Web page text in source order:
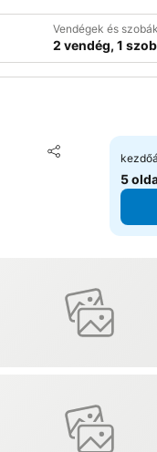
Vendégek és szobák
2 vendég, 1
Megosztás
Hozzáadás
5